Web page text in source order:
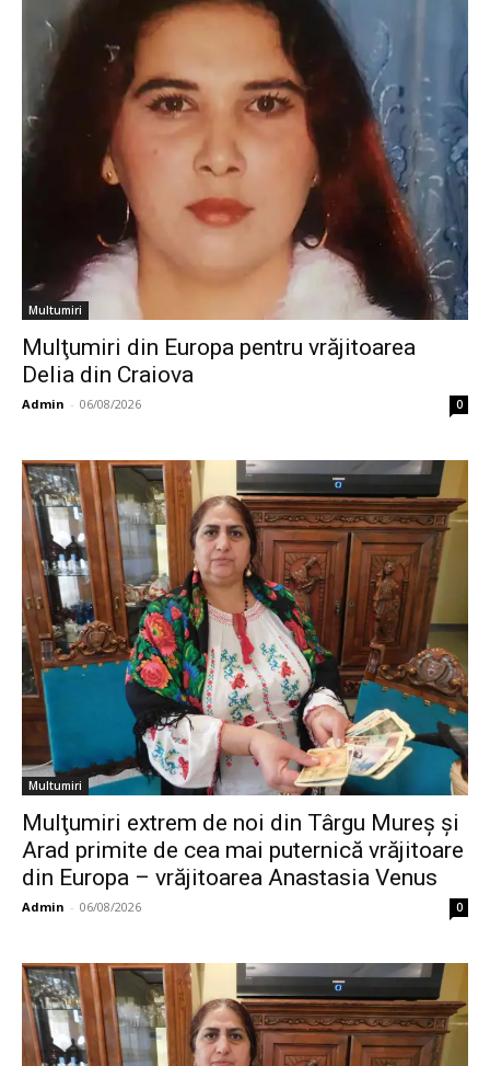
Multumiri
Mulţumiri din Europa pentru vrăjitoarea
Delia din Craiova
Admin - 06/08/2026 0
Multumiri
Mulţumiri extrem de noi din Târgu Mureș și
Arad primite de cea mai puternică vrăjitoare
din Europa – vrăjitoarea Anastasia Venus
Admin - 06/08/2026 0